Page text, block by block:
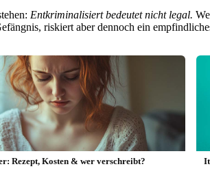
Entkriminalisiert bedeutet nicht legal.
riskiert aber dennoch ein
Rezept, Kosten & wer verschreibt?